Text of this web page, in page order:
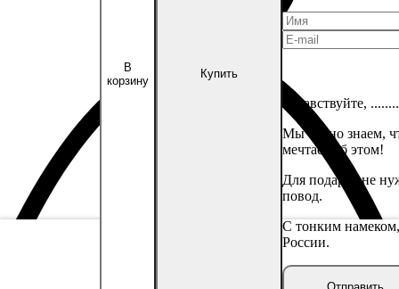
В
корзину
Купить
Здравствуйте,
Мы точно знаем,
мечтает об этом!
Для подарка не
повод.
С тонким
России.